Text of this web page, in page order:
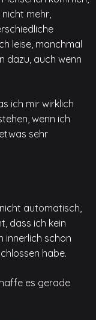
mehr,
leise, manchmal
dazu, auch wenn
ich mir wirklich
wenn ich
sehr
automatisch,
dass ich kein
innerlich schon
habe.
es gerade